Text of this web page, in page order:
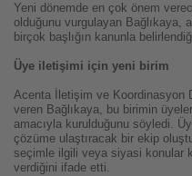
Yeni dönemde en çok önem
olduğunu vurgulayan Bağlıkaya,
birçok başlığın kanunla
Üye iletişimi için yeni birim
Acenta İletişim ve Koordinasyon
veren Bağlıkaya, bu birimin
amacıyla kurulduğunu söyledi.
çözüme ulaştıracak bir ekip
seçimle ilgili veya siyasi konular
verdiğini ifade etti.